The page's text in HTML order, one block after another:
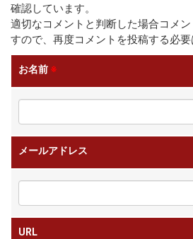
確認しています。
適切なコメントと判断した場合コメ
すので、再度コメントを投稿する必要
お名前 ※
メールアドレス
URL